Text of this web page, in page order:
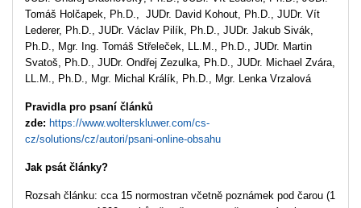
Tomáš Holčapek, Ph.D., JUDr. David Kohout, Ph.D., JUDr. Vít
Lederer, Ph.D., JUDr. Václav Pilík, Ph.D., JUDr. Jakub Sivák,
Ph.D., Mgr. Ing. Tomáš Střeleček, LL.M., Ph.D., JUDr. Martin
Svatoš, Ph.D., JUDr. Ondřej Zezulka, Ph.D., JUDr. Michael Zvára,
LL.M., Ph.D., Mgr. Michal Králík, Ph.D., Mgr. Lenka Vrzalová
Pravidla pro psaní článků
zde: https://www.wolterskluwer.com/cs-
cz/solutions/cz/autori/psani-online-obsahu
Jak psát články?
Rozsah článku: cca 15 normostran včetně poznámek pod čarou (1